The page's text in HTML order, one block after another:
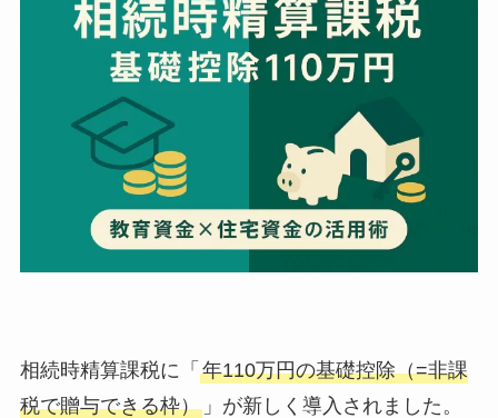
相続時精算課税に「 年110万円の基礎控除（=非課
税で贈与できる枠）」が新しく導入されました。